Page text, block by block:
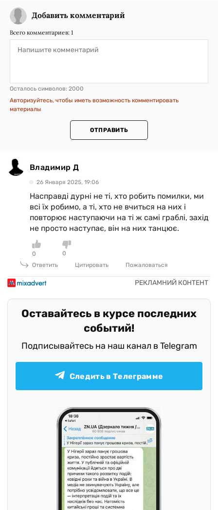
Добавить комментарий
Всего комментариев: 1
Осталось символов: 2000
Авторизуйтесь, чтобы иметь возможность комментировать
материалы
ОТПРАВИТЬ
Владимир Д
26 Января 2025, 19:06
Насправді дурні не ті, хто робить помилки, ми
всі їх робимо, а ті, хто не вчиться на них і
повторює наступаючи на ті ж самі граблі, захід
не просто наступає, він на них танцює.
0
0
Ответить
Цитировать Пожаловаться
Оставайтесь в курсе последних
событий!
Подписывайтесь на наш канал в Telegram
Следить в Телеграмме